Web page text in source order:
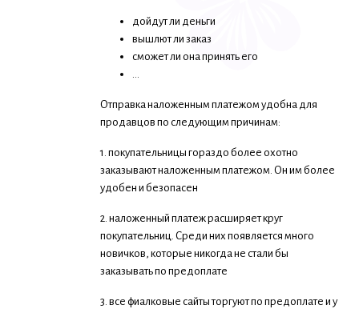
дойдут ли деньги
вышлют ли заказ
сможет ли она принять его
...
Отправка наложенным платежом удобна для
продавцов по следующим причинам:
1. покупательницы гораздо более охотно
заказывают наложенным платежом. Он им более
удобен и безопасен
2. наложенный платеж расширяет круг
покупательниц. Среди них появляется много
новичков, которые никогда не стали бы
заказывать по предоплате
3. все фиалковые сайты торгуют по предоплате и у